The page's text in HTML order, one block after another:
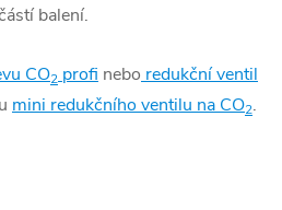
balení.
CO2 profi nebo redukční ventil
mini redukčního ventilu na CO2.